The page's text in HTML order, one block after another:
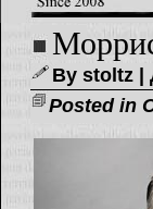
By stoltz |
Posted in